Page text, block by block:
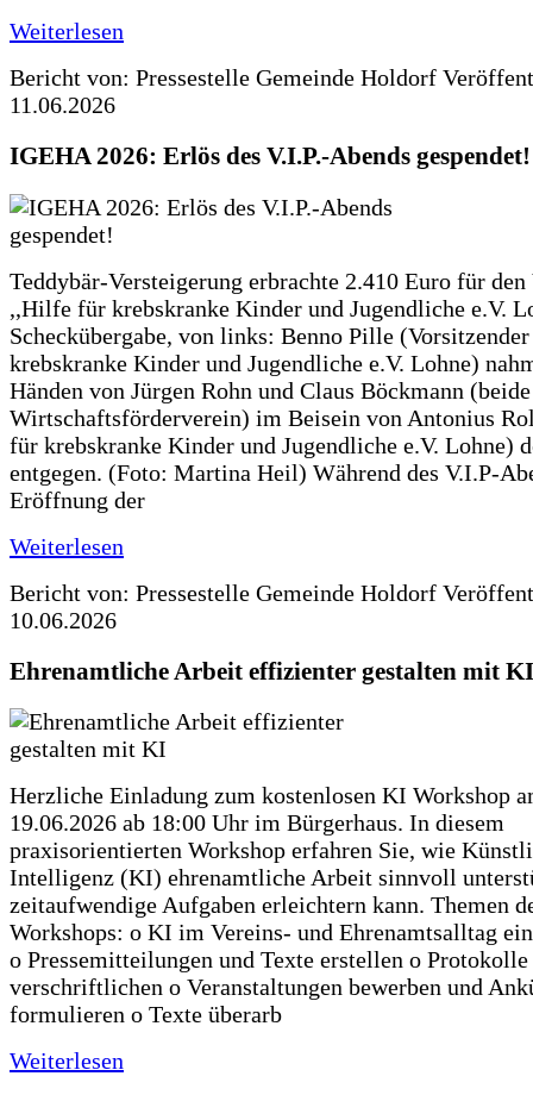
Weiterlesen
Bericht von: Pressestelle Gemeinde Holdorf
11.06.2026
IGEHA 2026: Erlös des V.I.P.-Abends gespendet!
Teddybär-Versteigerung erbrachte 2.410 Euro für den
,,Hilfe für krebskranke Kinder und Jugendliche e.V.
Scheckübergabe, von links: Benno Pille
krebskranke Kinder und Jugendliche e.V. Lohne)
Händen von Jürgen Rohn und Claus Böckmann
Wirtschaftsförderverein) im Beisein von Antonius
für krebskranke Kinder und Jugendliche e.V. Lohne)
entgegen. (Foto: Martina Heil) Während des V.I.P-
Eröffnung der
Weiterlesen
Bericht von: Pressestelle Gemeinde Holdorf
10.06.2026
Ehrenamtliche Arbeit effizienter gestalten mit KI
Herzliche Einladung zum kostenlosen KI Workshop
19.06.2026 ab 18:00 Uhr im Bürgerhaus. In diesem
praxisorientierten Workshop erfahren Sie, wie
Intelligenz (KI) ehrenamtliche Arbeit sinnvoll
zeitaufwendige Aufgaben erleichtern kann. Themen
Workshops: o KI im Vereins- und Ehrenamtsalltag
o Pressemitteilungen und Texte erstellen o
verschriftlichen o Veranstaltungen bewerben und
formulieren o Texte überarb
Weiterlesen